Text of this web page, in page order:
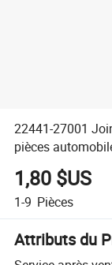
22441-27001
pièces
Chevrolet
1,80 $US
1-9 Pièces
Attributs du